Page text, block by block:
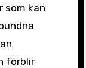
som kan
förblir